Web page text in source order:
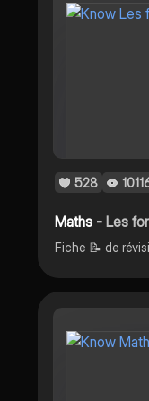
528
Maths -Les